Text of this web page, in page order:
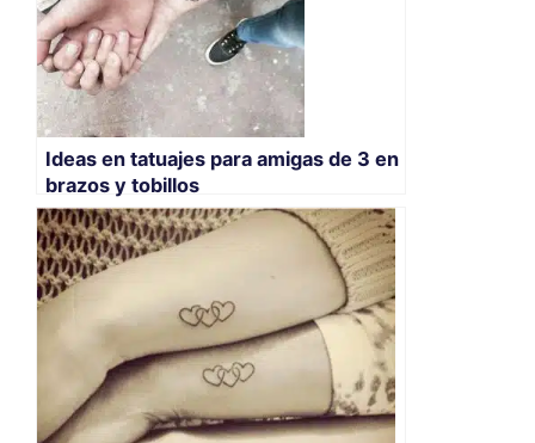
Ideas en tatuajes para amigas de 3 en
brazos y tobillos